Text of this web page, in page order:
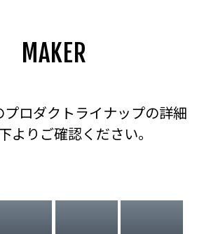
MAKER
ロダクトライナップの詳細
よりご確認ください。